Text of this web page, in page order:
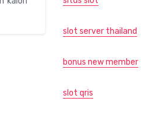
slot server thailand
bonus new member
slot qris